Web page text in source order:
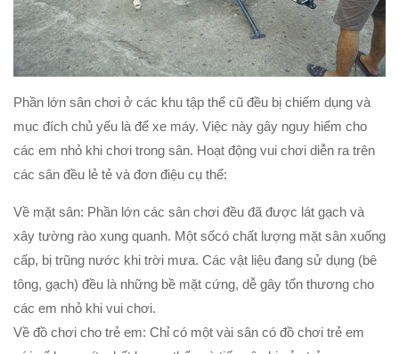
Phần lớn sân chơi ở các khu tập thể cũ đều bị chiếm dụng và
mục đích chủ yếu là để xe máy. Việc này gây nguy hiểm cho
các em nhỏ khi chơi trong sân. Hoạt động vui chơi diễn ra trên
các sân đều lẻ tẻ và đơn điệu cụ thể:
Về mặt sân: Phần lớn các sân chơi đều đã được lát gạch và
xây tường rào xung quanh. Một sốcó chất lượng mặt sân xuống
cấp, bị trũng nước khi trời mưa. Các vật liệu đang sử dụng (bê
tông, gạch) đều là những bề mặt cứng, dễ gây tổn thương cho
các em nhỏ khi vui chơi.
Về đồ chơi cho trẻ em: Chỉ có một vài sân có đồ chơi trẻ em